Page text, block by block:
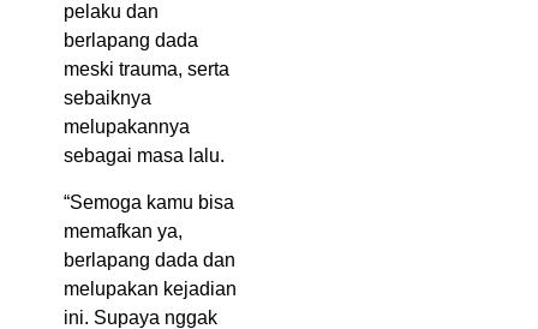
pelaku dan
berlapang dada
meski trauma, serta
sebaiknya
melupakannya
sebagai masa lalu.
“Semoga kamu bisa
memafkan ya,
berlapang dada dan
melupakan kejadian
ini. Supaya nggak